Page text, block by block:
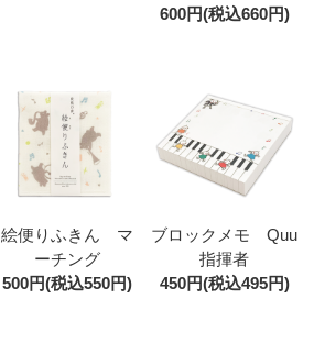
600円(税込660円)
絵便りふきん マ
ーチング
500円(税込550円)
ブロックメモ Quu
指揮者
450円(税込495円)